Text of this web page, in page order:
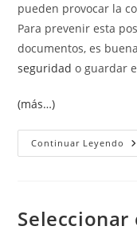
pueden provocar la
Para prevenir esta
documentos, es
seguridad o guardar
(más…)
Continuar Leyendo